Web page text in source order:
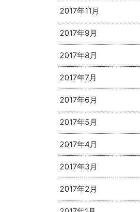
2017年11月
2017年9月
2017年8月
2017年7月
2017年6月
2017年5月
2017年4月
2017年3月
2017年2月